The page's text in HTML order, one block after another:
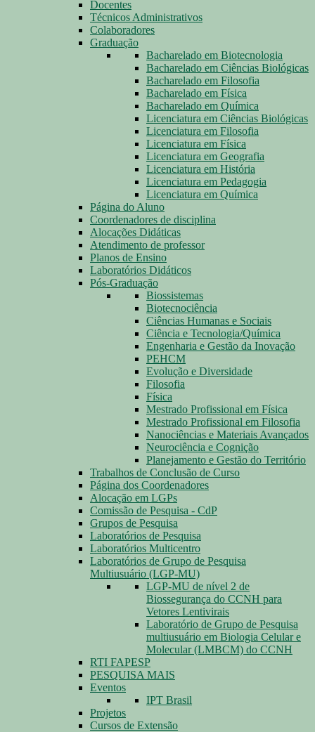
Docentes
Técnicos Administrativos
Colaboradores
Graduação
Bacharelado em Biotecnologia
Bacharelado em Ciências Biológicas
Bacharelado em Filosofia
Bacharelado em Física
Bacharelado em Química
Licenciatura em Ciências Biológicas
Licenciatura em Filosofia
Licenciatura em Física
Licenciatura em Geografia
Licenciatura em História
Licenciatura em Pedagogia
Licenciatura em Química
Página do Aluno
Coordenadores de disciplina
Alocações Didáticas
Atendimento de professor
Planos de Ensino
Laboratórios Didáticos
Pós-Graduação
Biossistemas
Biotecnociência
Ciências Humanas e Sociais
Ciência e Tecnologia/Química
Engenharia e Gestão da Inovação
PEHCM
Evolução e Diversidade
Filosofia
Física
Mestrado Profissional em Física
Mestrado Profissional em Filosofia
Nanociências e Materiais Avançados
Neurociência e Cognição
Planejamento e Gestão do Território
Trabalhos de Conclusão de Curso
Página dos Coordenadores
Alocação em LGPs
Comissão de Pesquisa - CdP
Grupos de Pesquisa
Laboratórios de Pesquisa
Laboratórios Multicentro
Laboratórios de Grupo de Pesquisa
Multiusuário (LGP-MU)
LGP-MU de nível 2 de
Biossegurança do CCNH para
Vetores Lentivirais
Laboratório de Grupo de Pesquisa
multiusuário em Biologia Celular e
Molecular (LMBCM) do CCNH
RTI FAPESP
PESQUISA MAIS
Eventos
IPT Brasil
Projetos
Cursos de Extensão